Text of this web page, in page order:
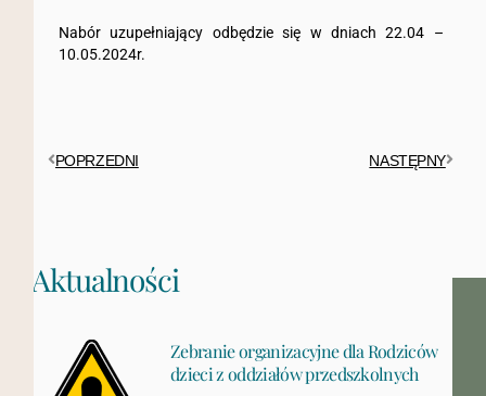
Nabór uzupełniający odbędzie się w dniach 22.04 –
10.05.2024r.
POPRZEDNI NASTĘPNY
Aktualności
Zebranie organizacyjne dla Rodziców
dzieci z oddziałów przedszkolnych